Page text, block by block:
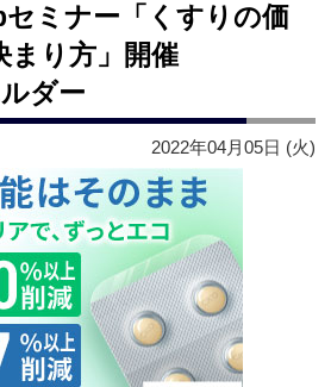
ミナー「くすりの価
まり方」開催
ダー
2022年04月05日 (火)